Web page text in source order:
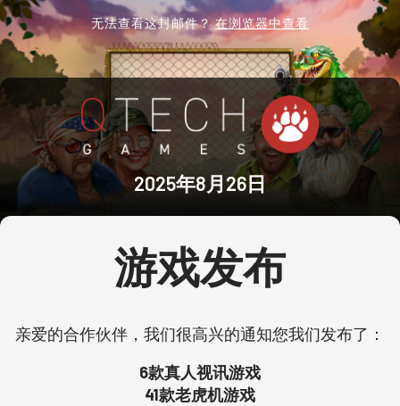
无法查看这封邮件？在浏览器中查看
2025年8月26日
游戏发布
亲爱的合作伙伴，我们很高兴的通知您我们发布了：
6款真人视讯游戏
41款老虎机游戏